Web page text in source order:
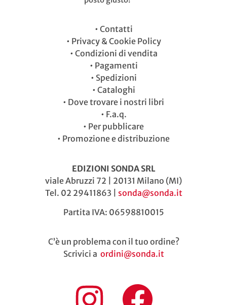
• Contatti
• Privacy & Cookie Policy
• Condizioni di vendita
• Pagamenti
• Spedizioni
• Cataloghi
• Dove trovare i nostri libri
• F.a.q.
• Per pubblicare
• Promozione e distribuzione
EDIZIONI SONDA SRL
viale Abruzzi 72 | 20131 Milano (MI)
Tel. 02 29411863 | sonda@sonda.it
Partita IVA: 06598810015
C’è un problema con il tuo ordine?
Scrivici a ordini@sonda.it